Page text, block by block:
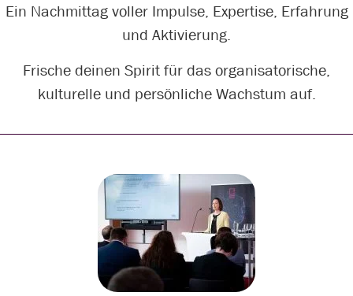
Ein Nachmittag voller Impulse, Expertise, Erfahrung
und Aktivierung.
Frische deinen Spirit für das organisatorische,
kulturelle und persönliche Wachstum auf.